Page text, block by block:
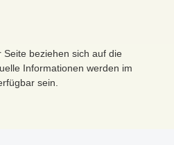
Seite beziehen sich auf die
Informationen werden im
sein.